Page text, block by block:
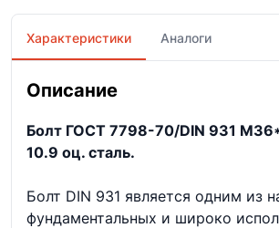
Характеристики Аналоги
Описание
Болт ГОСТ 7798-70/DIN 931
10.9 оц. сталь.
Болт DIN 931 является одним из
фундаментальных и широко